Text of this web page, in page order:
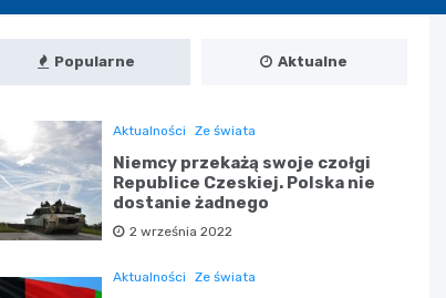
Popularne Aktualne
Aktualności Ze świata
Niemcy przekażą swoje czołgi
Republice Czeskiej. Polska nie
dostanie żadnego
2 września 2022
Aktualności Ze świata